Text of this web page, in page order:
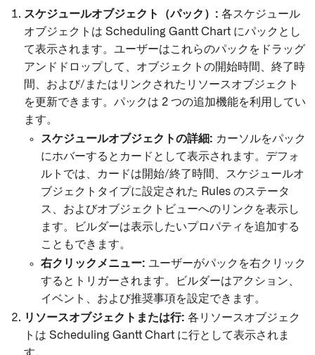
スケジュールオブジェクト（パック）: 各スケジュール
オブジェクトは Scheduling Gantt Chart にパックとし
て表示されます。ユーザーはこれらのパックをドラッグ
アンドドロップして、オブジェクトの開始時間、終了時
間、および/またはリンクされたリソースオブジェクト
を更新できます。パックは 2 つの追加機能を利用してい
ます。
スケジュールオブジェクトの詳細: カーソルをパック
にホバーするとカードとして表示されます。デフォ
ルトでは、カードは開始/終了時間、スケジュールオ
ブジェクトタイプに設定された Rules のステータ
ス、およびオブジェクトビューへのリンクを表示し
ます。ビルダーは表示したいプロパティを追加する
こともできます。
右クリックメニュー: ユーザーがパックを右クリック
するとトリガーされます。ビルダーはアクション、
イベント、および推奨事項を設定できます。
リソースオブジェクトまたは行: 各リソースオブジェク
トは Scheduling Gantt Chart に行として表示されま